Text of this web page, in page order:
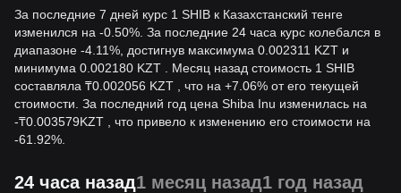
За последние 7 дней курс 1 SHIB к Казахстанский тенге
изменился на -0.50%. За последние 24 часа курс колебался в
диапазоне -4.11%, достигнув максимума 0.002311 KZT и
минимума 0.002180 KZT . Месяц назад стоимость 1 SHIB
составляла ₸0.002056 KZT , что на +7.06% от его текущей
стоимости. За последний год цена Shiba Inu изменилась на
-₸0.003579KZT , что привело к изменению его стоимости на
-61.92%.
24 часа назад1 месяц назад1 год назад